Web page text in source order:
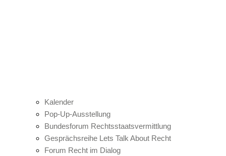
Kalender
Pop-Up-Ausstellung
Bundesforum Rechtsstaatsvermittlung
Gesprächsreihe Lets Talk About Recht
Forum Recht im Dialog